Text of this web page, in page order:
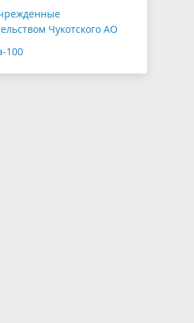
Чукотского АО
100